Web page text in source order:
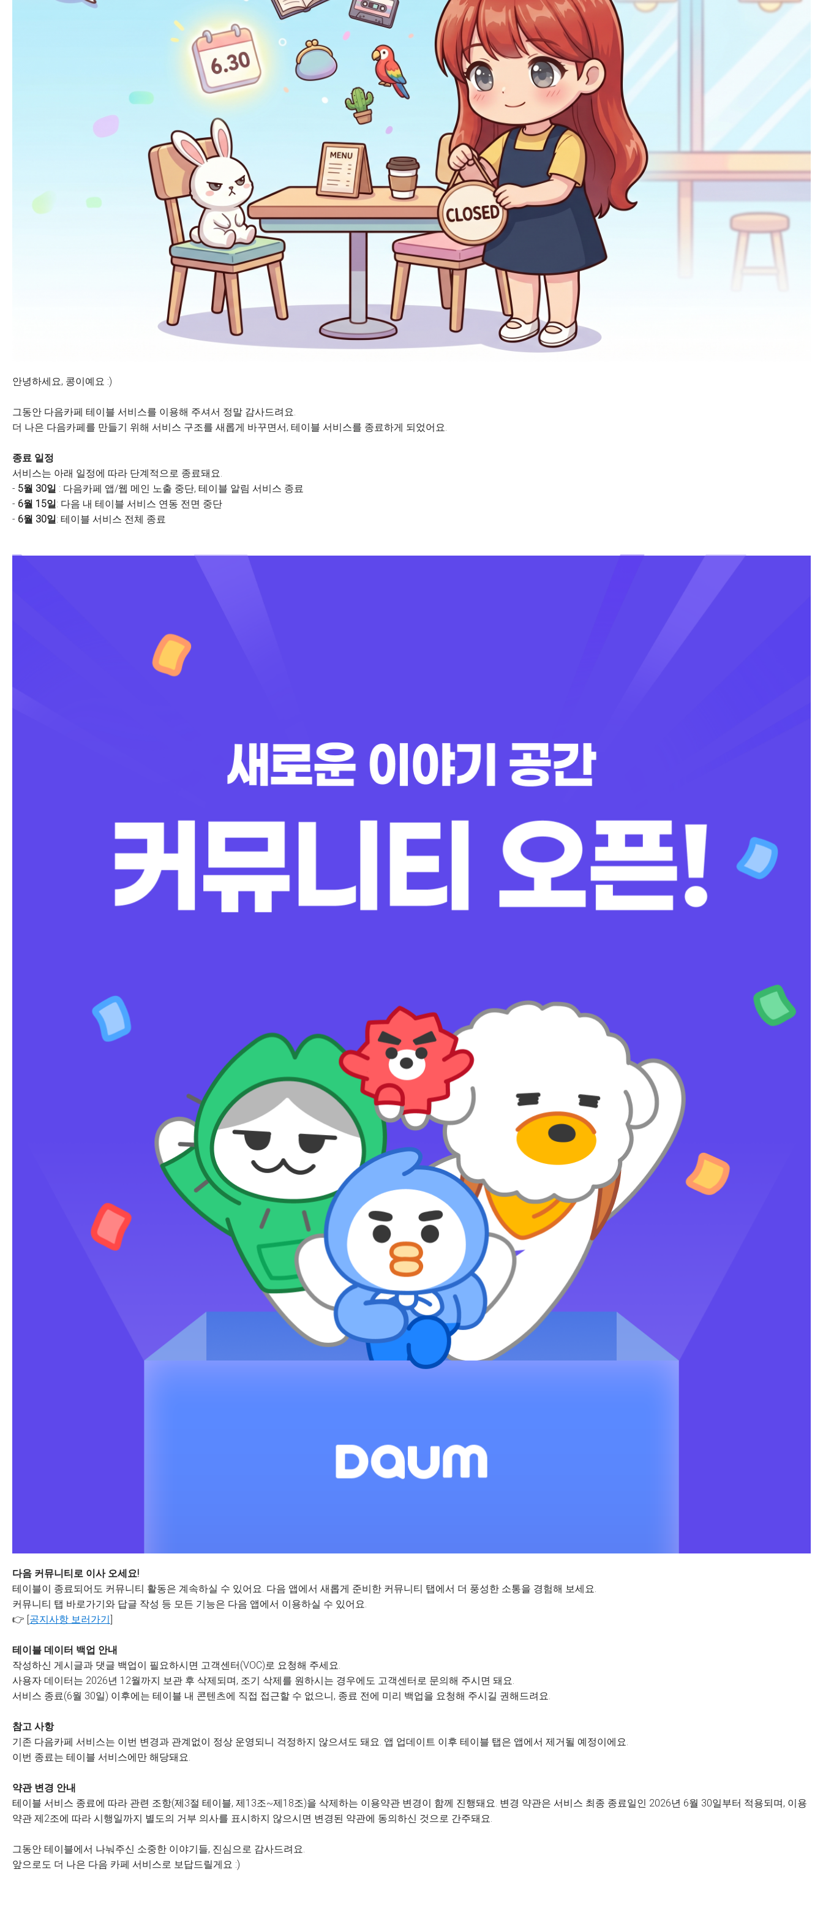
안녕하세요, 콩이예요 :)
그동안 다음카페 테이블 서비스를 이용해 주셔서 정말 감사드려요.
더 나은 다음카페를 만들기 위해 서비스 구조를 새롭게 바꾸면서, 테이블 서비스를 종료하게 되었어요.
종료 일정
서비스는 아래 일정에 따라 단계적으로 종료돼요.
- 5월 30일 : 다음카페 앱/웹 메인 노출 중단, 테이블 알림 서비스 종료
- 6월 15일: 다음 내 테이블 서비스 연동 전면 중단
- 6월 30일: 테이블 서비스 전체 종료
다음 커뮤니티로 이사 오세요!
테이블이 종료되어도 커뮤니티 활동은 계속하실 수 있어요. 다음 앱에서 새롭게 준비한 커뮤니티 탭에서 더 풍성한 소통을 경험해 보세요.
커뮤니티 탭 바로가기와 답글 작성 등 모든 기능은 다음 앱에서 이용하실 수 있어요.
👉 [공지사항 보러가기]
테이블 데이터 백업 안내
작성하신 게시글과 댓글 백업이 필요하시면 고객센터(VOC)로 요청해 주세요.
사용자 데이터는 2026년 12월까지 보관 후 삭제되며, 조기 삭제를 원하시는 경우에도 고객센터로 문의해 주시면 돼요.
서비스 종료(6월 30일) 이후에는 테이블 내 콘텐츠에 직접 접근할 수 없으니, 종료 전에 미리 백업을 요청해 주시길 권해드려요.
참고 사항
기존 다음카페 서비스는 이번 변경과 관계없이 정상 운영되니 걱정하지 않으셔도 돼요. 앱 업데이트 이후 테이블 탭은 앱에서 제거될 예정이에요.
이번 종료는 테이블 서비스에만 해당돼요.
약관 변경 안내
테이블 서비스 종료에 따라 관련 조항(제3절 테이블, 제13조~제18조)을 삭제하는 이용약관 변경이 함께 진행돼요. 변경 약관은 서비스 최종 종료일인 2026년 6월 30일부터 적용되며, 이용
약관 제2조에 따라 시행일까지 별도의 거부 의사를 표시하지 않으시면 변경된 약관에 동의하신 것으로 간주돼요.
그동안 테이블에서 나눠주신 소중한 이야기들, 진심으로 감사드려요.
앞으로도 더 나은 다음 카페 서비스로 보답드릴게요 :)